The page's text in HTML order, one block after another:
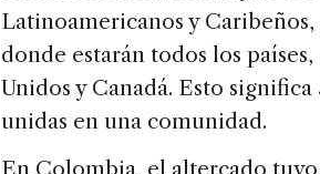
Latinoamericanos y
donde estarán todos los
Unidos y Canadá. Esto
unidas en una comunidad.